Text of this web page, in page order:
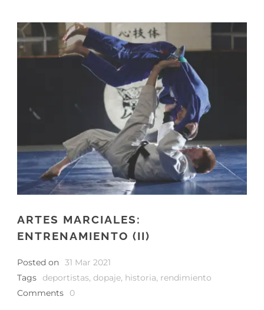
ARTES MARCIALES:
ENTRENAMIENTO (II)
Posted on 31 Mar 2021
Tags deportistas, dopaje, historia, rendimiento
Comments
0